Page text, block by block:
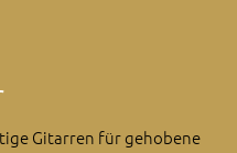
Gitarren für gehobene